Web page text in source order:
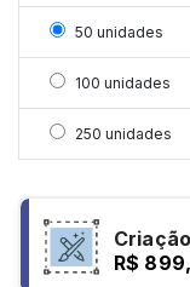
Selecionar 50
50 unidades
Selecionar 100
100 unidades
Selecionar 250
250 unidades
R$